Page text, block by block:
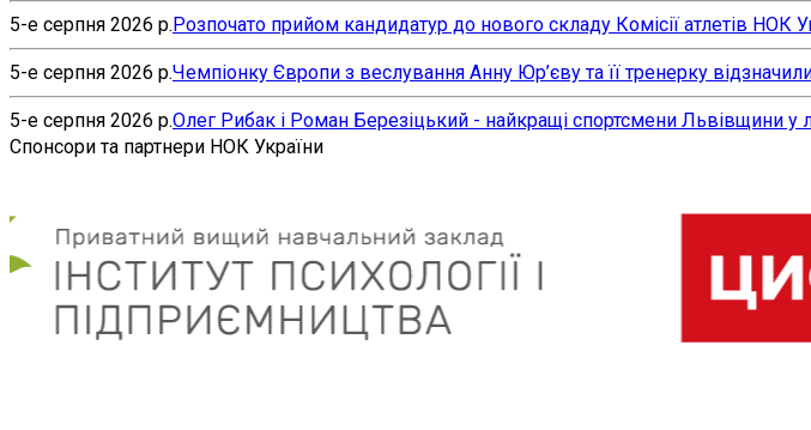
5-е серпня 2026 р.Розпочато прийом кандидатур до нового складу Комісії атлетів НОК
5-е серпня 2026 р.Чемпіонку Європи з веслування Анну Юр’єву та її тренерку
5-е серпня 2026 р.Олег Рибак і Роман Березіцький - найкращі спортсмени Львівщини у
Спонсори та партнери НОК України